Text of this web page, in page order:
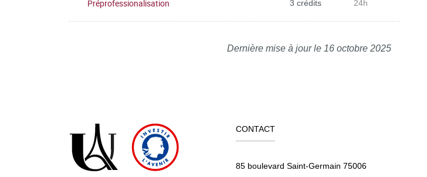
Préprofessionalisation 3 crédits 24h
Dernière mise à jour le 16 octobre 2025
CONTACT
85 boulevard Saint-Germain 75006